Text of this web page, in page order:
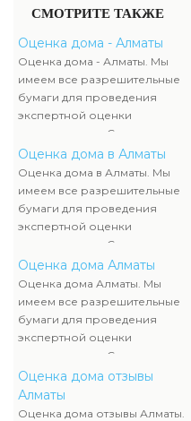
СМОТРИТЕ ТАКЖЕ
Оценка дома - Алматы
Оценка дома - Алматы. Мы
имеем все разрешительные
бумаги для проведения
экспертной оценки
недвижимости. Список данных
документов, их отображение и
сканы можно отыскать в
разделе нашего сайта.
Оценка дома в Алматы
Оценка дома в Алматы. Мы
имеем все разрешительные
бумаги для проведения
экспертной оценки
недвижимости. Список данных
документов, их отображение и
сканы можно отыскать в
разделе нашего сайта.
Оценка дома Алматы
Оценка дома Алматы. Мы
имеем все разрешительные
бумаги для проведения
экспертной оценки
недвижимости. Список данных
документов, их отображение и
сканы можно отыскать в
разделе нашего сайта.
Оценка дома отзывы
Алматы
Оценка дома отзывы Алматы.